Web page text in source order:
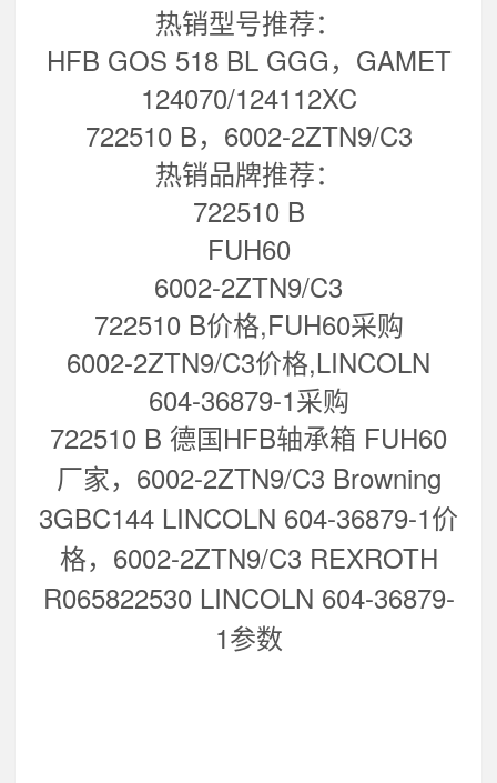
热销型号推荐：
HFB GOS 518 BL GGG，GAMET
124070/124112XC
722510 B，6002-2ZTN9/C3
热销品牌推荐：
722510 B
FUH60
6002-2ZTN9/C3
722510 B价格,FUH60采购
6002-2ZTN9/C3价格,LINCOLN
604-36879-1采购
722510 B 德国HFB轴承箱 FUH60
厂家， 6002-2ZTN9/C3 Browning
3GBC144 LINCOLN 604-36879-1价
格， 6002-2ZTN9/C3 REXROTH
R065822530 LINCOLN 604-36879-
1参数